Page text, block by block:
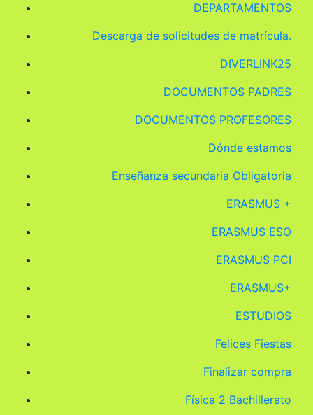
DEPARTAMENTOS
Descarga de solicitudes de matrícula.
DIVERLINK25
DOCUMENTOS PADRES
DOCUMENTOS PROFESORES
Dónde estamos
Enseñanza secundaria Obligatoria
ERASMUS +
ERASMUS ESO
ERASMUS PCI
ERASMUS+
ESTUDIOS
Felices Fiestas
Finalizar compra
Física 2 Bachillerato